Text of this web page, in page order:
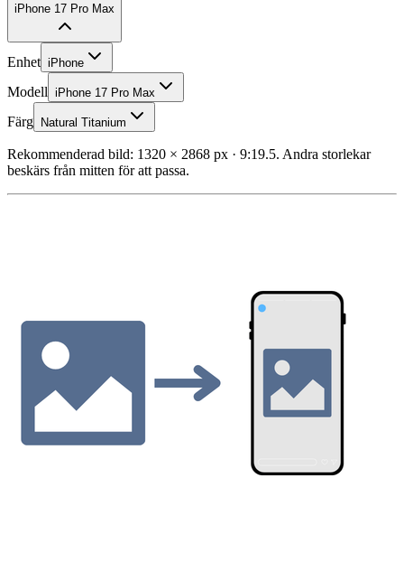
iPhone 17 Pro Max
Enhet iPhone
Modell iPhone 17 Pro Max
Färg Natural Titanium
Rekommenderad bild: 1320 × 2868 px · 9:19.5. Andra storlekar
beskärs från mitten för att passa.